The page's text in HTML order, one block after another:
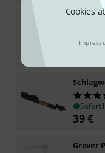
Cookies
Kolberg
Sofort
Sofort
39€
Grover